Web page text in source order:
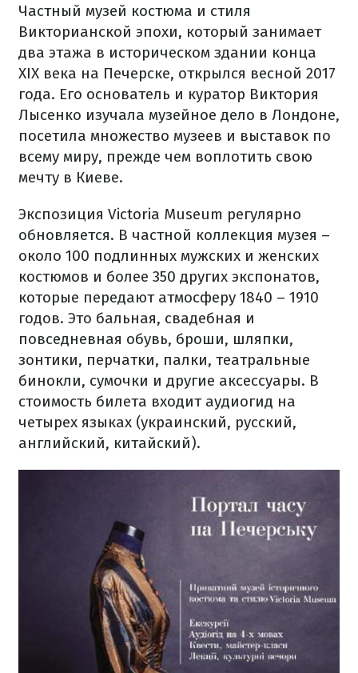
Частный музей костюма и стиля
Викторианской эпохи, который занимает
два этажа в историческом здании конца
XIX века на Печерске, открылся весной 2017
года. Его основатель и куратор Виктория
Лысенко изучала музейное дело в Лондоне,
посетила множество музеев и выставок по
всему миру, прежде чем воплотить свою
мечту в Киеве.
Экспозиция Victoria Museum регулярно
обновляется. В частной коллекция музея –
около 100 подлинных мужских и женских
костюмов и более 350 других экспонатов,
которые передают атмосферу 1840 – 1910
годов. Это бальная, свадебная и
повседневная обувь, броши, шляпки,
зонтики, перчатки, палки, театральные
бинокли, сумочки и другие аксессуары. В
стоимость билета входит аудиогид на
четырех языках (украинский, русский,
английский, китайский).